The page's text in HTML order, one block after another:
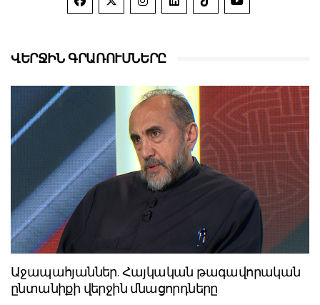
ՎԵՐՋԻՆ ԳՐԱՌՈՒՄՆԵՐԸ
Աջապահյաններ. Հայկական թագավորական
ընտանիքի վերջին մնացորդները